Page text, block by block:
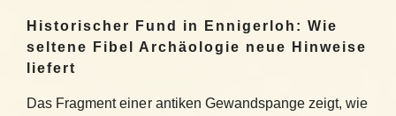
Historischer Fund in Ennigerloh: Wie
seltene Fibel Archäologie neue Hinweise
liefert
Das Fragment einer antiken Gewandspange zeigt, wie